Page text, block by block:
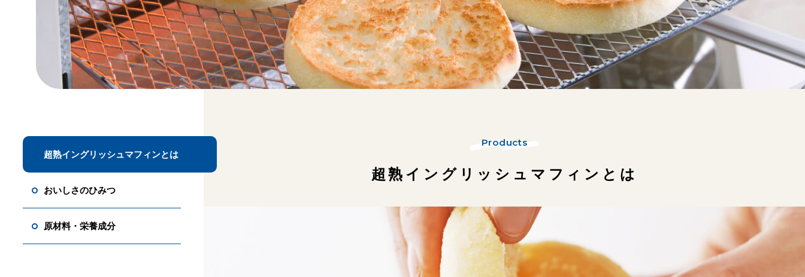
超熟イングリッシュマフィンとは
おいしさのひみつ
原材料・栄養成分
Products
超熟イングリッシュマフィンとは